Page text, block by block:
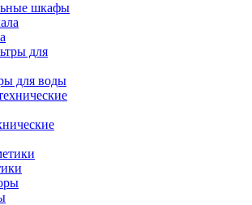
шкафы
для воды